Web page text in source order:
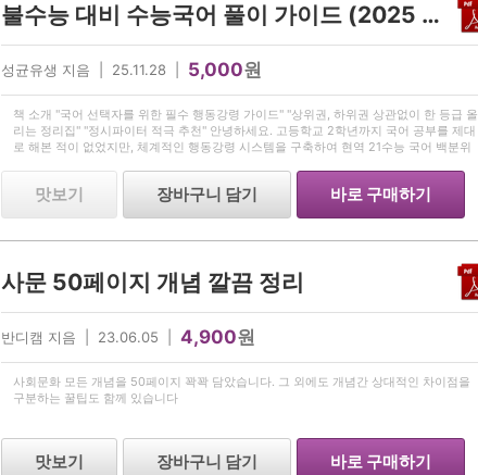
불수능 대비 수능국어 풀이 가이드 (2025 리뉴얼 Ver)
성균유생 지음 | 25.11.28 | 5,000원
책 소개 "국어 선택자를 위한 필수 행동강령 가이드" "상위권, 하위권 상관없이 한 등급 올
리는 정리집" "정시파이터 적극 추천" 안녕하세요. 고등학교 2학년까지 국어 공부를 제대
로 해본 적이 없었지만, 체계적인 행동강령 시스템을 구축하여 현역 21수능 국어 백분위
맛보기 장바구니 담기 바로 구매하기
사문 50페이지 개념 깔끔 정리
반디캠 지음 | 23.06.05 | 4,900원
사회문화 모든 개념을 50페이지 꽉꽉 담았습니다. 그 외에도 개념간 상대적인 차이점을
구분하는 꿀팁도 함께 있습니다
맛보기 장바구니 담기 바로 구매하기